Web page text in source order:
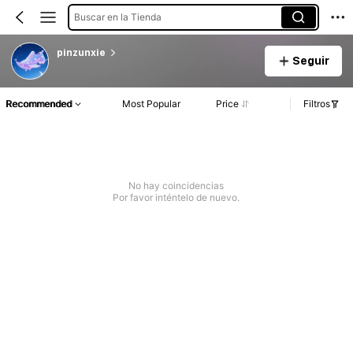
Buscar en la Tienda
pinzunxie
Seguir
Recommended Most Popular Price Filtros
No hay coincidencias
Por favor inténtelo de nuevo.